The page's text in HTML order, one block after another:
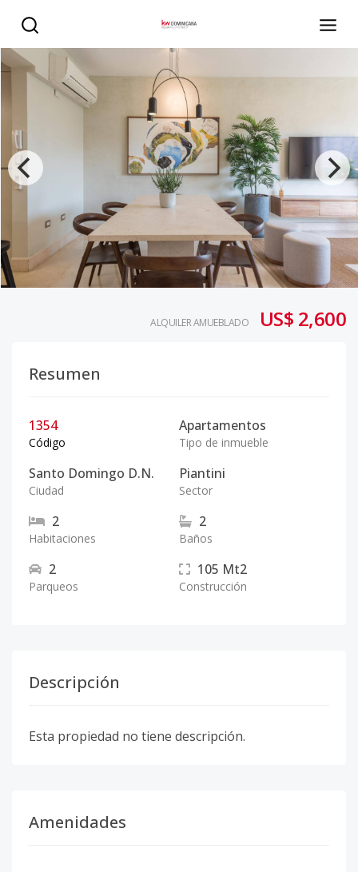
ALQUILER AMUEBLADO US$ 2,600
Resumen
1354
Código
Apartamentos
Tipo de inmueble
Santo Domingo D.N.
Ciudad
Piantini
Sector
2
Habitaciones
2
Baños
2
Parqueos
105 Mt2
Construcción
Descripción
Esta propiedad no tiene descripción.
Amenidades